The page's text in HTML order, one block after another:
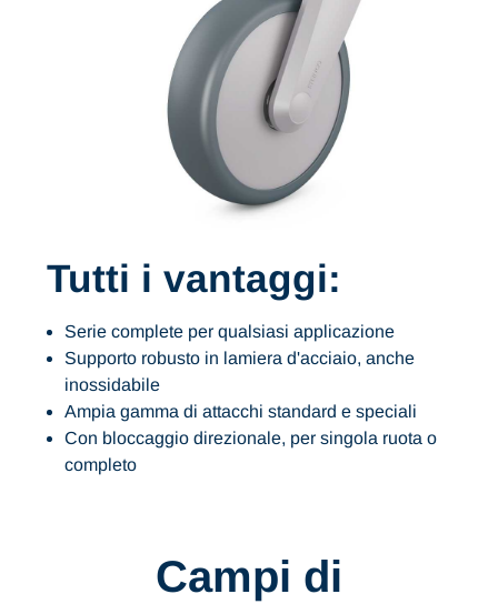
Tutti i vantaggi:
Serie complete per qualsiasi applicazione
Supporto robusto in lamiera d'acciaio, anche
inossidabile
Ampia gamma di attacchi standard e speciali
Con bloccaggio direzionale, per singola ruota o
completo
Campi di